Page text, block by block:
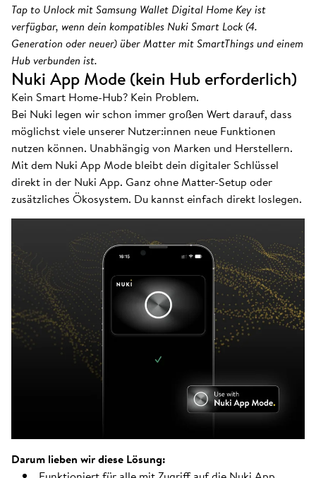
Tap to Unlock mit Samsung Wallet Digital Home Key ist
verfügbar, wenn dein kompatibles Nuki Smart Lock (4.
Generation oder neuer) über Matter mit SmartThings und einem
Hub verbunden ist.
Nuki App Mode (kein Hub erforderlich)
Kein Smart Home-Hub? Kein Problem.
Bei Nuki legen wir schon immer großen Wert darauf, dass
möglichst viele unserer Nutzer:innen neue Funktionen
nutzen können. Unabhängig von Marken und Herstellern.
Mit dem Nuki App Mode bleibt dein digitaler Schlüssel
direkt in der Nuki App. Ganz ohne Matter-Setup oder
zusätzliches Ökosystem. Du kannst einfach direkt loslegen.
Darum lieben wir diese Lösung: